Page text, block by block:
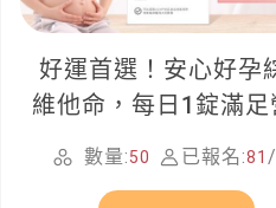
好運首選！安心好孕
維他命，每日1錠滿足
所需
數量:50 已報名:81 /